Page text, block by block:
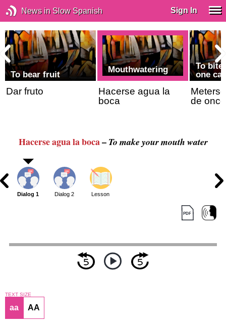
News in Slow Spanish Sign In
To bear fruit
Dar fruto
Mouthwatering
Hacerse agua la
boca
To bite
one
de
Hacerse agua la boca– To make your mouth water
Dialog 1 Dialog 2 Lesson
TEXT SIZE
aa AA